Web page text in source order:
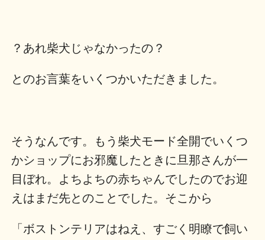
？あれ柴犬じゃなかったの？
とのお言葉をいくつかいただきました。
そうなんです。もう柴犬モード全開でいくつ
かショップにお邪魔したときに旦那さんが一
目ぼれ。よちよちの赤ちゃんでしたのでお迎
えはまだ先とのことでした。そこから
「ボストンテリアはねえ、すごく明瞭で飼い